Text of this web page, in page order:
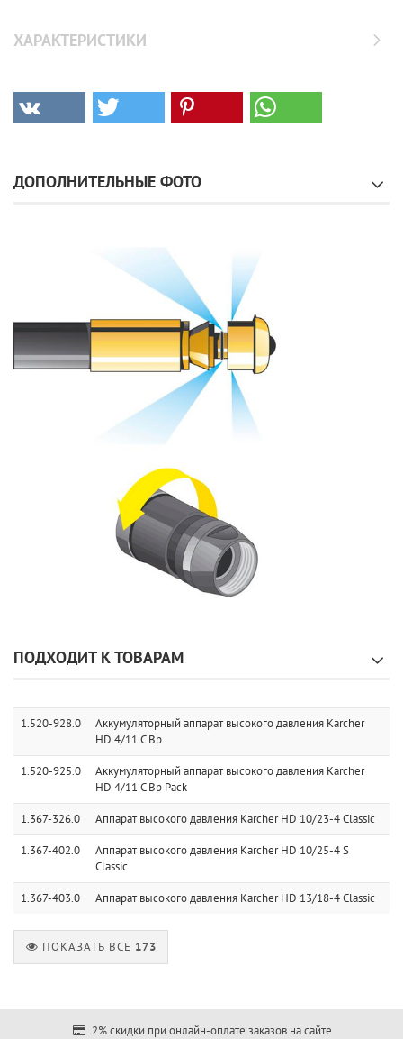
ХАРАКТЕРИСТИКИ
ДОПОЛНИТЕЛЬНЫЕ ФОТО
ПОДХОДИТ К ТОВАРАМ
1.520-928.0
Аккумуляторный аппарат высокого давления Karcher
HD 4/11 C Bp
1.520-925.0
Аккумуляторный аппарат высокого давления Karcher
HD 4/11 C Bp Pack
1.367-326.0 Аппарат высокого давления Karcher HD 10/23-4 Classic
1.367-402.0
Аппарат высокого давления Karcher HD 10/25-4 S
Classic
1.367-403.0 Аппарат высокого давления Karcher HD 13/18-4 Classic
ПОКАЗАТЬ ВСЕ 173
2% скидки при онлайн-оплате заказов на сайте